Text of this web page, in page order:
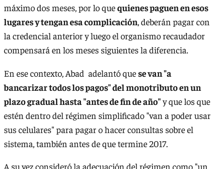
máximo dos meses, por lo quequienes paguen en esos
lugares y tengan esa complicación, deberán pagar con
la credencial anterior y luego el organismo recaudador
compensará en los meses siguientes la diferencia.
En ese contexto, Abad adelantó quese van "a
bancarizar todos los pagos" del monotributo en un
plazo gradual hasta "antes de fin de año"y que los que
estén dentro del régimen simplificado "van a poder usar
sus celulares" para pagar o hacer consultas sobre el
sistema, también antes de que termine 2017.
A su vez consideró la adecuación del régimen como "un